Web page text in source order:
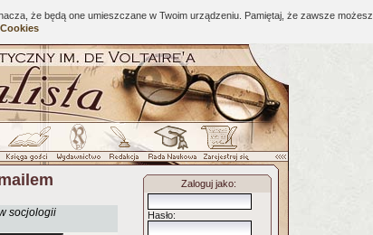
że będą one umieszczane w Twoim urządzeniu. Pamiętaj, że zawsze możesz
socjologii
Zaloguj jako:
Hasło: